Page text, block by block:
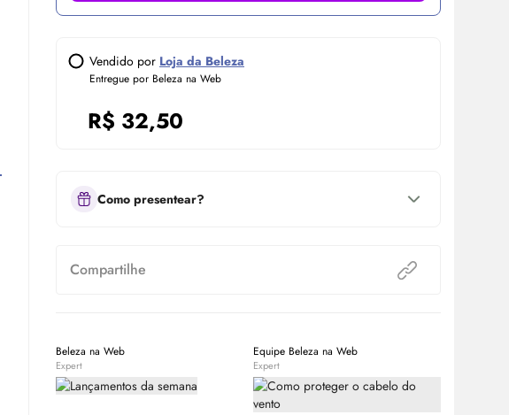
Vendido por Loja da Beleza
Entregue por Beleza na Web
R$ 32,50
Como presentear?
Compartilhe
Beleza na Web
Expert
Equipe Beleza na Web
Expert